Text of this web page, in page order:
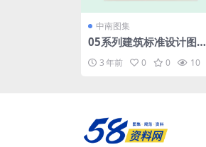
中南图集
05系列建筑标准设计图集
3 年前 0 0 10